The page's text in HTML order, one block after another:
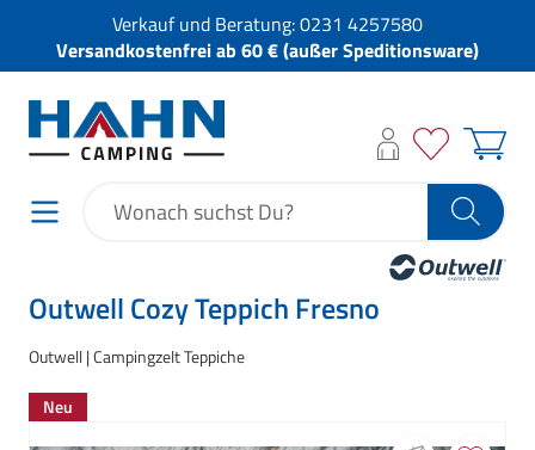
Verkauf und Beratung:0231 4257580
Versandkostenfrei ab 60 € (außer Speditionsware)
Outwell Cozy Teppich Fresno
Outwell Campingzelt Teppiche
Neu